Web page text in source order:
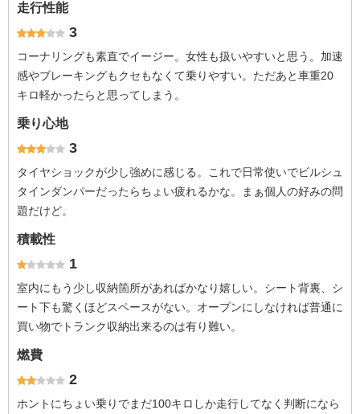
走行性能
3
コーナリングも素直でイージー。女性も扱いやすいと思う。加速
感やブレーキングもクセもなくて乗りやすい。ただあと車重20
キロ軽かったらと思ってしまう。
乗り心地
3
タイヤショックが少し強めに感じる。これで日常使いでビルシュ
タインダンパーだったらちょい疲れるかな。まぁ個人の好みの問
題だけど。
積載性
1
室内にもう少し収納箇所があればかなり嬉しい。シート背裏、シ
ート下も驚くほどスペースがない。オープンにしなければ普通に
買い物でトランク収納出来るのは有り難い。
燃費
2
ホントにちょい乗りでまだ100キロしか走行してなく判断になら